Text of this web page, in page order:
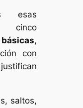
esas
cinco
,
con
saltos,